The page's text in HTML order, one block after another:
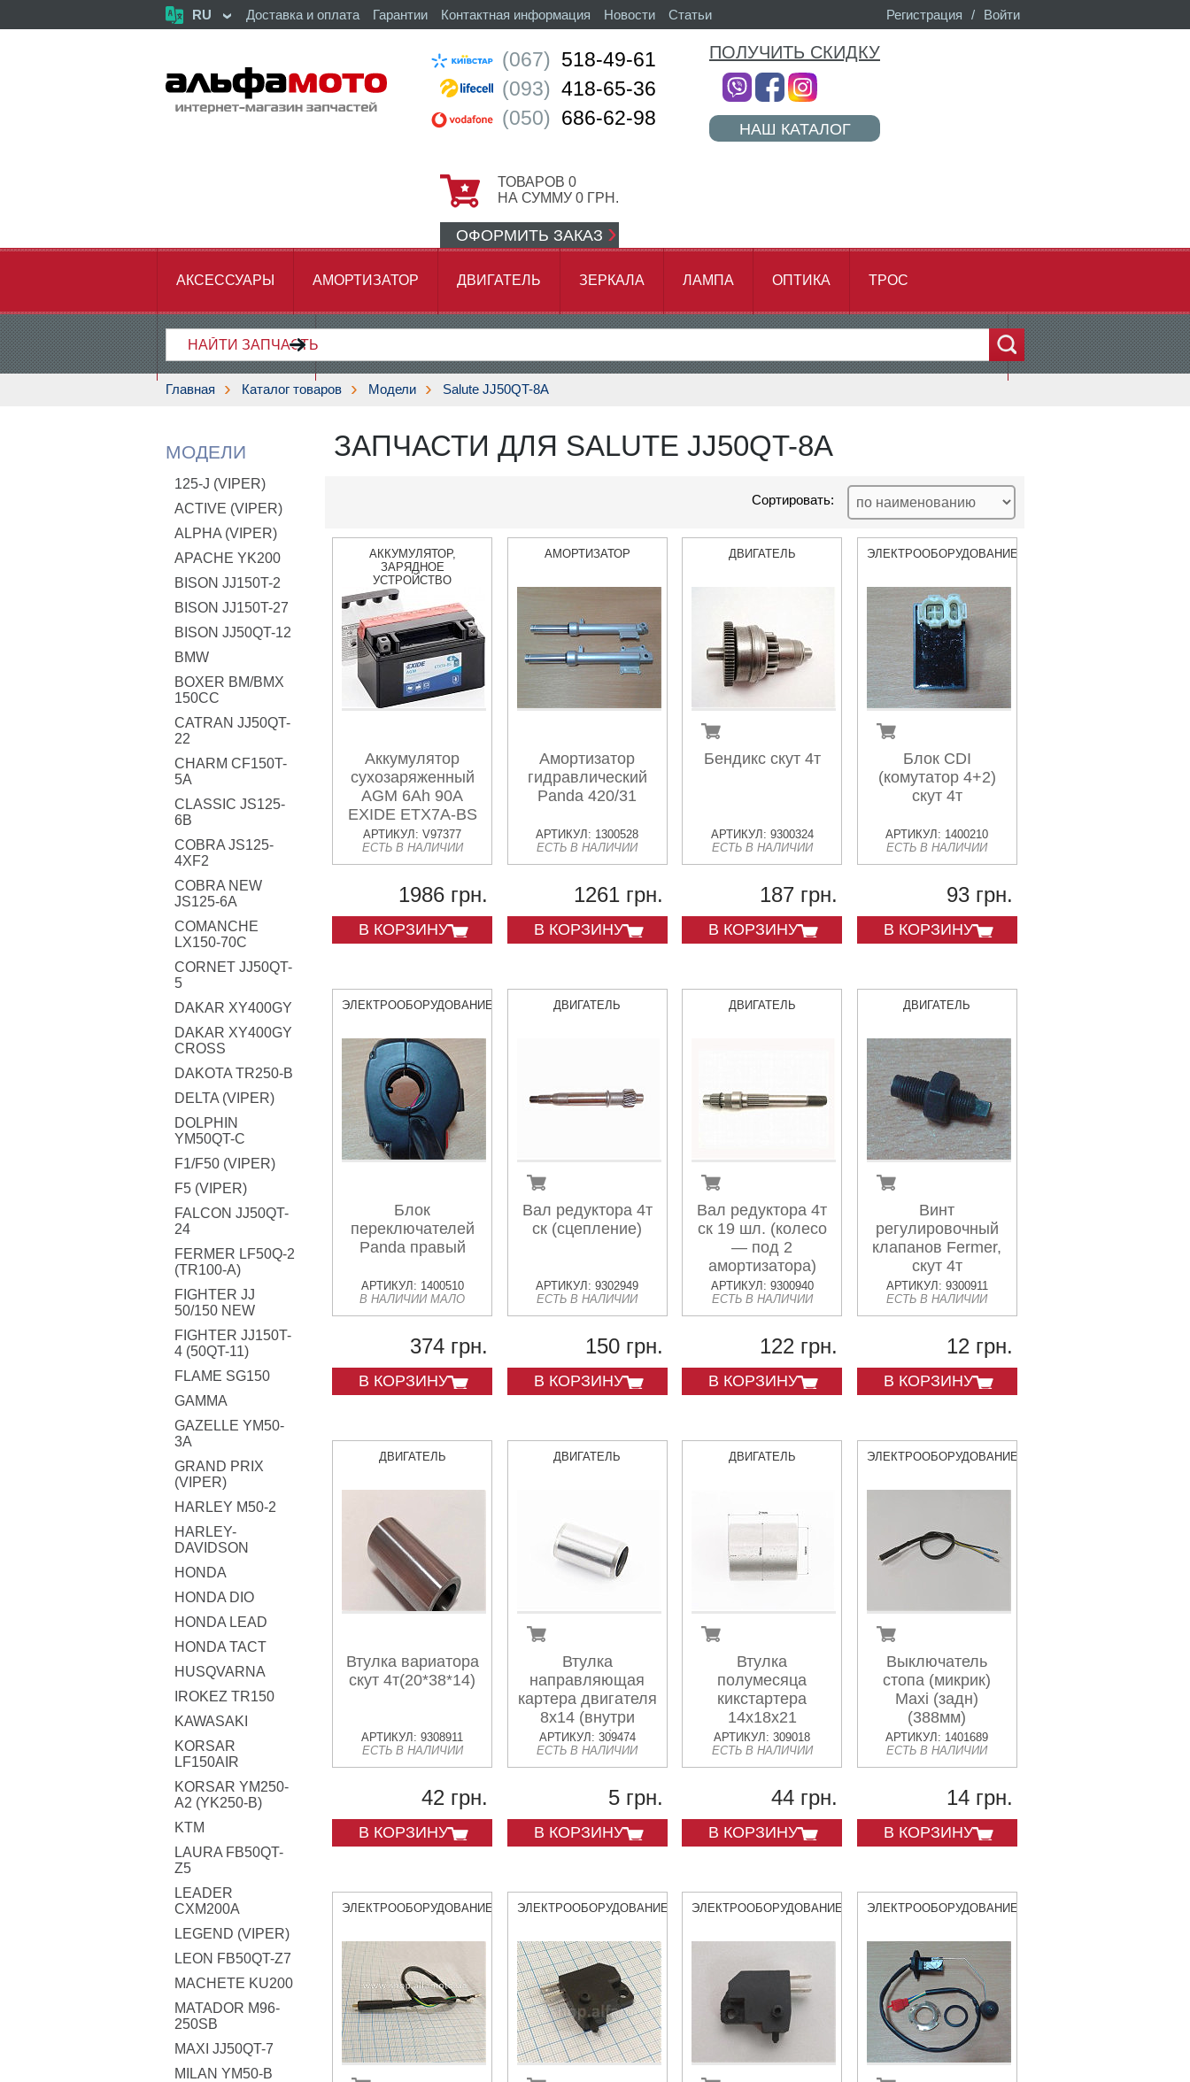
RU Доставка и оплата Гарантии Контактная информация Новости Статьи Войти
/
Регистрация
(067) 518-49-61
(093) 418-65-36
(050) 686-62-98
ПОЛУЧИТЬ СКИДКУ
НАШ КАТАЛОГ
ТОВАРОВ 0
НА СУММУ 0 ГРН.
ОФОРМИТЬ ЗАКАЗ
АКСЕССУАРЫ АМОРТИЗАТОР ДВИГАТЕЛЬ ЗЕРКАЛА ЛАМПА ОПТИКА ТРОС
ХОДОВАЯ ЧАСТЬ ...
Главная Каталог товаров Модели Salute JJ50QT-8A
МОДЕЛИ
125-J (VIPER)
ACTIVE (VIPER)
ALPHA (VIPER)
APACHE YK200
BISON JJ150T-2
BISON JJ150T-27
BISON JJ50QT-12
BMW
BOXER BM/ВМX
150CC
CATRAN JJ50QT-
22
CHARM CF150T-
5A
CLASSIC JS125-
6B
COBRA JS125-
4XF2
COBRA NEW
JS125-6A
COMANCHE
LX150-70C
CORNET JJ50QT-
5
DAKAR XY400GY
DAKAR XY400GY
CROSS
DAKOTA TR250-B
DELTA (VIPER)
DOLPHIN
YM50QT-C
F1/F50 (VIPER)
F5 (VIPER)
FALCON JJ50QT-
24
FERMER LF50Q-2
(TR100-A)
FIGHTER JJ
50/150 NEW
FIGHTER JJ150T-
4 (50QT-11)
FLAME SG150
GAMMA
GAZELLE YM50-
3A
GRAND PRIX
(VIPER)
HARLEY M50-2
HARLEY-
DAVIDSON
HONDA
HONDA DIO
HONDA LEAD
HONDA TACT
HUSQVARNA
IROKEZ TR150
KAWASAKI
KORSAR
LF150AIR
KORSAR YM250-
A2 (YK250-B)
KTM
LAURA FB50QT-
Z5
LEADER
CXM200A
LEGEND (VIPER)
LEON FB50QT-Z7
MACHETE KU200
MATADOR M96-
250SB
MAXI JJ50QT-7
MILAN YM50-B
ЗАПЧАСТИ ДЛЯ SALUTE JJ50QT-8A
Сортировать:
АККУМУЛЯТОР,
ЗАРЯДНОЕ
УСТРОЙСТВО
Аккумулятор
сухозаряженный
AGM 6Ah 90A
EXIDE ETX7A-BS
= YTX7A-BS
150x87x94
АРТИКУЛ: V97377
ЕСТЬ В НАЛИЧИИ
1986 грн.
В КОРЗИНУ
АМОРТИЗАТОР
Амортизатор
гидравлический
Panda 420/31
АРТИКУЛ: 1300528
ЕСТЬ В НАЛИЧИИ
1261 грн.
В КОРЗИНУ
ДВИГАТЕЛЬ
Бендикс скут 4т
АРТИКУЛ: 9300324
ЕСТЬ В НАЛИЧИИ
187 грн.
В КОРЗИНУ
ЭЛЕКТРООБОРУДОВАНИЕ
Блок CDI
(комутатор 4+2)
скут 4т
АРТИКУЛ: 1400210
ЕСТЬ В НАЛИЧИИ
93 грн.
В КОРЗИНУ
ЭЛЕКТРООБОРУДОВАНИЕ
Блок
переключателей
Panda правый
АРТИКУЛ: 1400510
В НАЛИЧИИ МАЛО
374 грн.
В КОРЗИНУ
ДВИГАТЕЛЬ
Вал редуктора 4т
ск (сцепление)
АРТИКУЛ: 9302949
ЕСТЬ В НАЛИЧИИ
150 грн.
В КОРЗИНУ
ДВИГАТЕЛЬ
Вал редуктора 4т
ск 19 шл. (колесо
— под 2
амортизатора)
АРТИКУЛ: 9300940
ЕСТЬ В НАЛИЧИИ
122 грн.
В КОРЗИНУ
ДВИГАТЕЛЬ
Винт
регулировочный
клапанов Fermer,
скут 4т
АРТИКУЛ: 9300911
ЕСТЬ В НАЛИЧИИ
12 грн.
В КОРЗИНУ
ДВИГАТЕЛЬ
Втулка вариатора
скут 4т(20*38*14)
АРТИКУЛ: 9308911
ЕСТЬ В НАЛИЧИИ
42 грн.
В КОРЗИНУ
ДВИГАТЕЛЬ
Втулка
направляющая
картера двигателя
8x14 (внутри
6,5mm)
АРТИКУЛ: 309474
ЕСТЬ В НАЛИЧИИ
5 грн.
В КОРЗИНУ
ДВИГАТЕЛЬ
Втулка
полумесяца
кикстартера
14x18x21
АРТИКУЛ: 309018
ЕСТЬ В НАЛИЧИИ
44 грн.
В КОРЗИНУ
ЭЛЕКТРООБОРУДОВАНИЕ
Выключатель
стопа (микрик)
Maxi (задн)
(388мм)
АРТИКУЛ: 1401689
ЕСТЬ В НАЛИЧИИ
14 грн.
В КОРЗИНУ
ЭЛЕКТРООБОРУДОВАНИЕ ЭЛЕКТРООБОРУДОВАНИЕ ЭЛЕКТРООБОРУДОВАНИЕ ЭЛЕКТРООБОРУДОВАНИЕ